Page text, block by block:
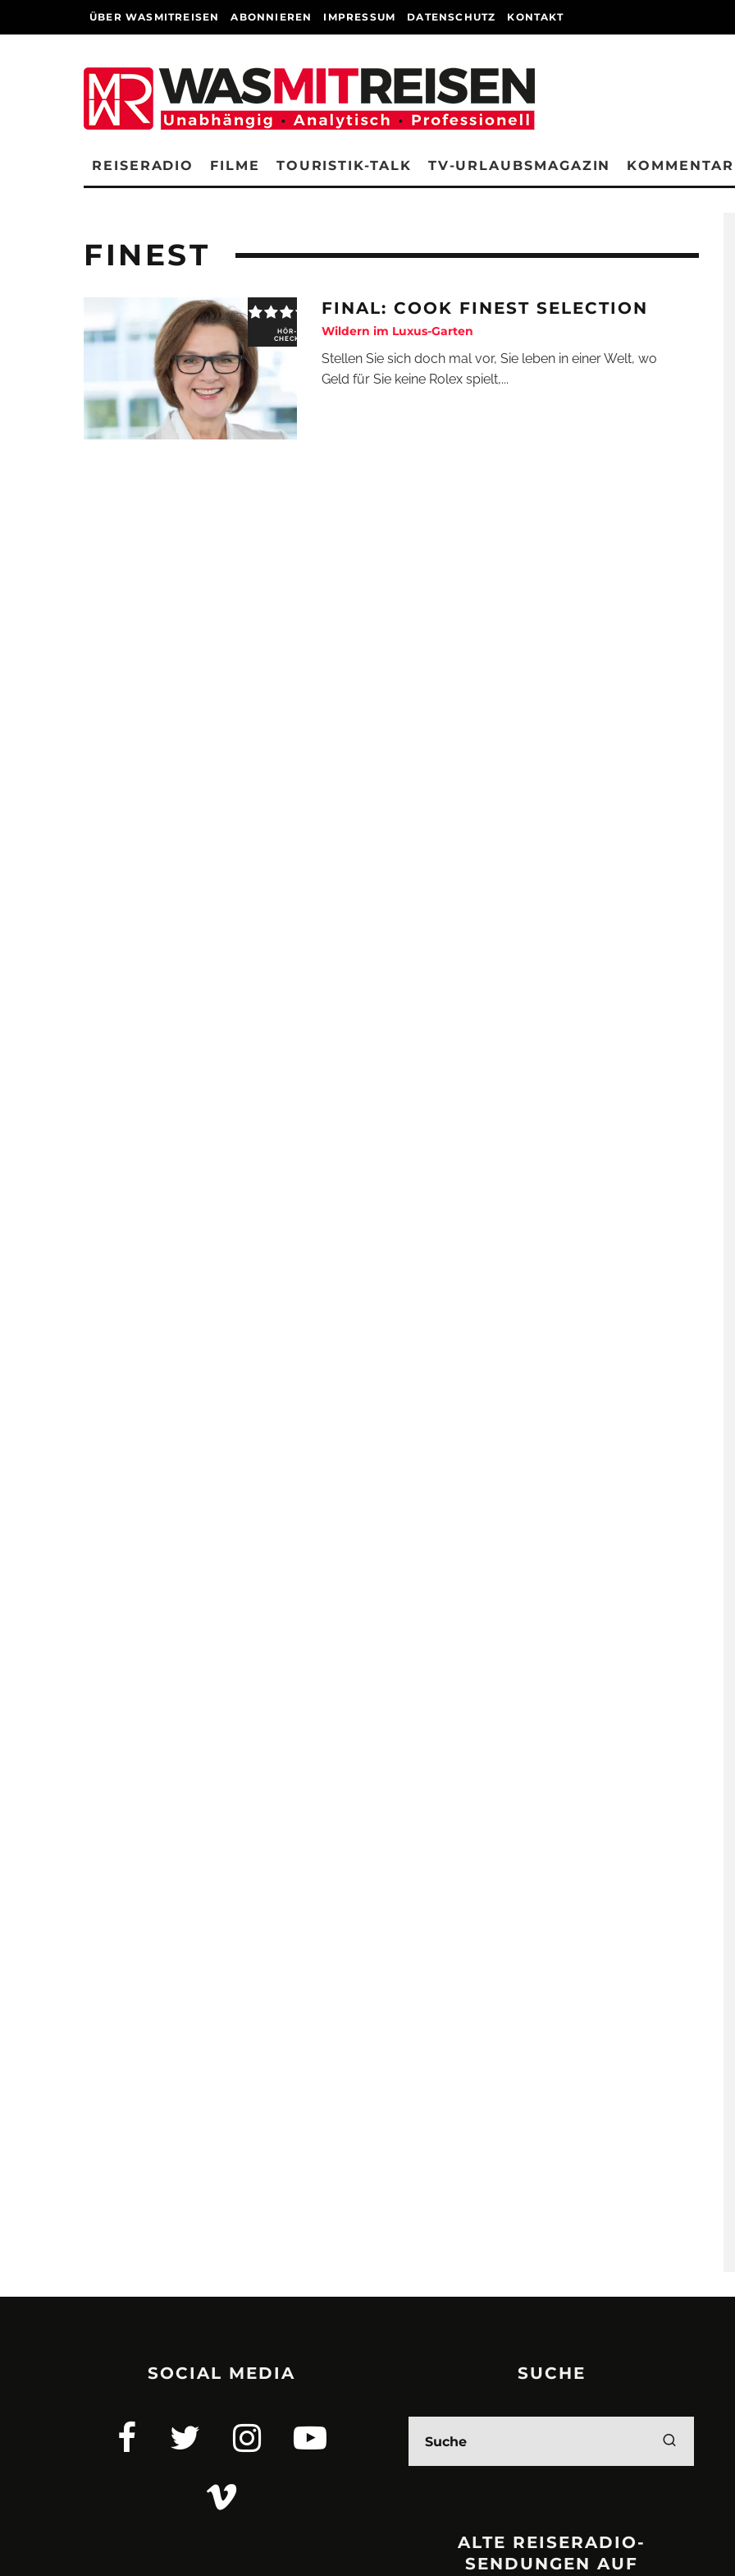
ÜBER WASMITREISEN ABONNIEREN IMPRESSUM DATENSCHUTZ KONTAKT
REISERADIO FILME TOURISTIK-TALK TV-URLAUBSMAGAZIN
FINEST
HÖR-
CHECK
FINAL: COOK FINEST SELECTION
Wildern im Luxus-Garten
Stellen Sie sich doch mal vor, Sie leben in einer Welt, wo
Geld für Sie keine Rolex spielt,...
SOCIAL MEDIA SUCHE
ALTE REISERADIO-
SENDUNGEN AUF